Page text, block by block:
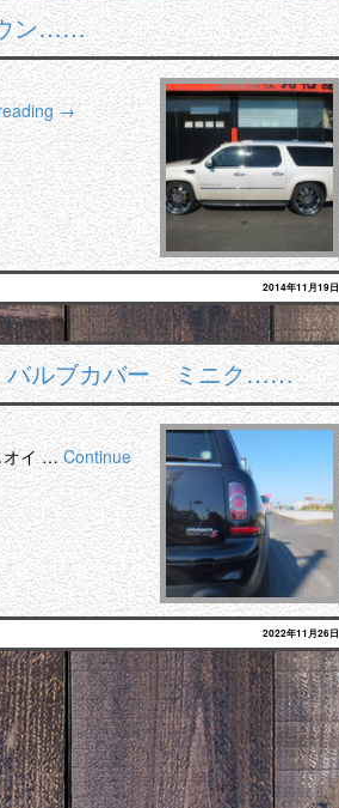
ン……
→
2014年11月19日
ルブカバー ミニク……
オイ …Continue
2022年11月26日